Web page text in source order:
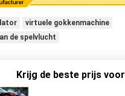
virtuele gokkenmachine
de spelvlucht
Krijg de beste prijs voor